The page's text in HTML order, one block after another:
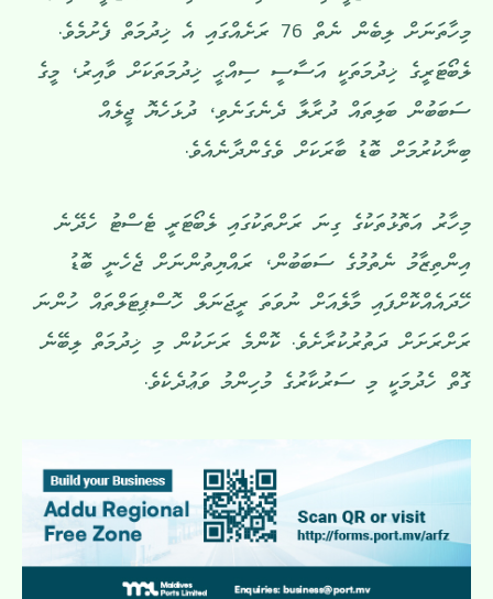
މިހާތަނަށް ލިބެން ނެތް 76 ރަށެއްގައި އެ ޚިދުމަތް ފެށުމެވެ.
ލެބޯޓަރީގެ ޚިދުމަތަކީ އަސާސީ ސިއްޙީ ޚިދުމަތަކަށް ވާއިރު، މީގެ
ސަބަބުން ބަލިތައް ދުރާލާ ދެނެގަނެވި، ދުޅަހެޔޮ ޖީލެއް
ބިނާކުރުމަށް ބޮޑު ބާރަކަށް ވެގެންދާނެއެވެ.
މިހާރު އަތޮޅުތަކުގެ ގިނަ ރަށްތަކުގައި ލެބޯޓަރީ ޓެސްޓު ހެދޭނެ
އިންތިޒާމު ނެތުމުގެ ސަބަބުން، ރައްޔިތުންނަށް ޖެހެނީ ބޮޑު
ހޭދައެއްކޮށްފައި މާލެއަށް ނުވަތަ ރީޖަނަލް ހޮސްޕިޓަލްތައް ހުންނަ
ރަށްރަށަށް ދަތުރުކުރާށެވެ. ކޮންމެ ރަށަކުން މި ޚިދުމަތް ލިބޭނެ
ގޮތް ހެދުމަކީ މި ސަރުކާރުގެ މުހިންމު ވަޢުދެކެވެ.